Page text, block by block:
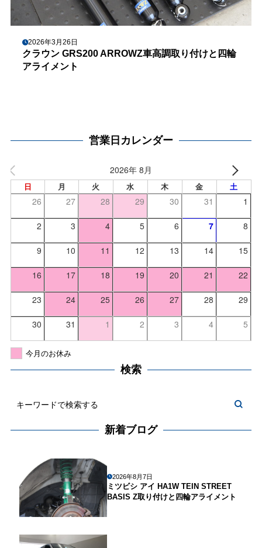
2026年3月26日
クラウン GRS200 ARROWZ車高調取り付けと四輪
アライメント
営業日カレンダー
2026年 8月
日 月 火 水 木 金 土
26 27 28 29 30 31 1
2 3 4 5 6 7 8
9 10 11 12 13 14 15
16 17 18 19 20 21 22
23 24 25 26 27 28 29
30 31 1 2 3 4 5
今月のお休み
検索
新着ブログ
2026年8月7日
ミツビシ アイ HA1W TEIN STREET
BASIS Z取り付けと四輪アライメント